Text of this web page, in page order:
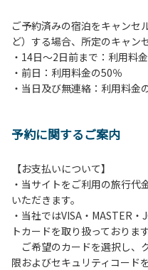
ご予約済みの宿泊をキャンセ
ど）する場合、所定のキャン
・14日～2日前まで：利用料
・前日：利用料金の50％
・当日及び無連絡：利用料金
予約に関するご案内
【お支払いについて】
・当サイトをご利用の旅行代
いただきます。
・当社ではVISA・MASTER
トカードを取り扱っております
ご希望のカードを選択し、
限およびセキュリティコード